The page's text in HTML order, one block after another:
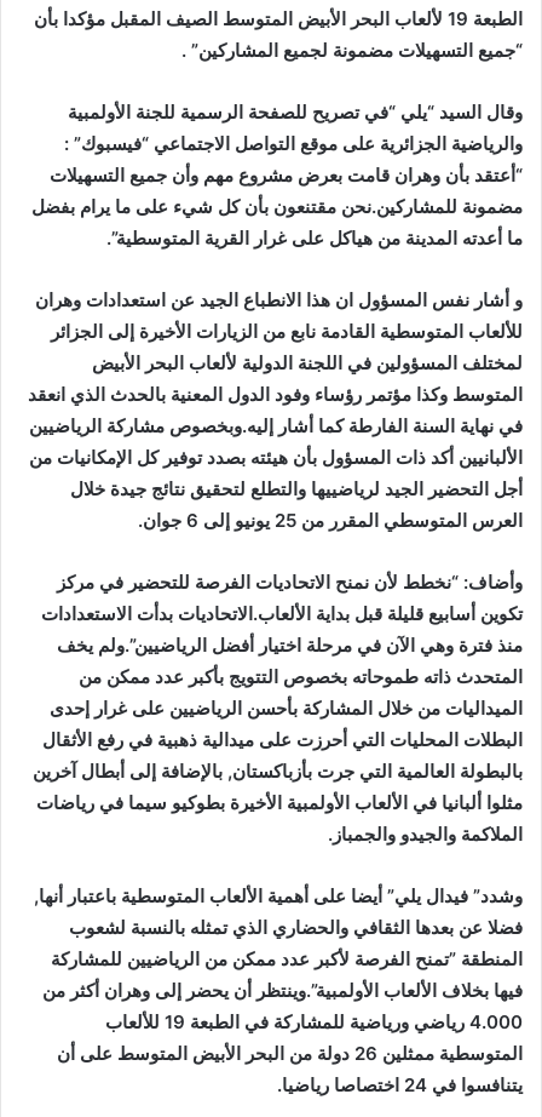
الطبعة 19 لألعاب البحر الأبيض المتوسط الصيف المقبل مؤكدا بأن
“جميع التسهيلات مضمونة لجميع المشاركين” .
وقال السيد “يلي “في تصريح للصفحة الرسمية للجنة الأولمبية
والرياضية الجزائرية على موقع التواصل الاجتماعي “فيسبوك” :
“أعتقد بأن وهران قامت بعرض مشروع مهم وأن جميع التسهيلات
مضمونة للمشاركين.نحن مقتنعون بأن كل شيء على ما يرام بفضل
ما أعدته المدينة من هياكل على غرار القرية المتوسطية”.
و أشار نفس المسؤول ان هذا الانطباع الجيد عن استعدادات وهران
للألعاب المتوسطية القادمة نابع من الزيارات الأخيرة إلى الجزائر
لمختلف المسؤولين في اللجنة الدولية لألعاب البحر الأبيض
المتوسط وكذا مؤتمر رؤساء وفود الدول المعنية بالحدث الذي انعقد
في نهاية السنة الفارطة كما أشار إليه.وبخصوص مشاركة الرياضيين
الألبانيين أكد ذات المسؤول بأن هيئته بصدد توفير كل الإمكانيات من
أجل التحضير الجيد لرياضييها والتطلع لتحقيق نتائج جيدة خلال
العرس المتوسطي المقرر من 25 يونيو إلى 6 جوان.
وأضاف: “نخطط لأن نمنح الاتحاديات الفرصة للتحضير في مركز
تكوين أسابيع قليلة قبل بداية الألعاب.الاتحاديات بدأت الاستعدادات
منذ فترة وهي الآن في مرحلة اختيار أفضل الرياضيين”.ولم يخف
المتحدث ذاته طموحاته بخصوص التتويج بأكبر عدد ممكن من
الميداليات من خلال المشاركة بأحسن الرياضيين على غرار إحدى
البطلات المحليات التي أحرزت على ميدالية ذهبية في رفع الأثقال
بالبطولة العالمية التي جرت بأزباكستان, بالإضافة إلى أبطال آخرين
مثلوا ألبانيا في الألعاب الأولمبية الأخيرة بطوكيو سيما في رياضات
الملاكمة والجيدو والجمباز.
وشدد” فيدال يلي” أيضا على أهمية الألعاب المتوسطية باعتبار أنها,
فضلا عن بعدها الثقافي والحضاري الذي تمثله بالنسبة لشعوب
المنطقة ”تمنح الفرصة لأكبر عدد ممكن من الرياضيين للمشاركة
فيها بخلاف الألعاب الأولمبية”.وينتظر أن يحضر إلى وهران أكثر من
4.000 رياضي ورياضية للمشاركة في الطبعة 19 للألعاب
المتوسطية ممثلين 26 دولة من البحر الأبيض المتوسط على أن
يتنافسوا في 24 اختصاصا رياضيا.